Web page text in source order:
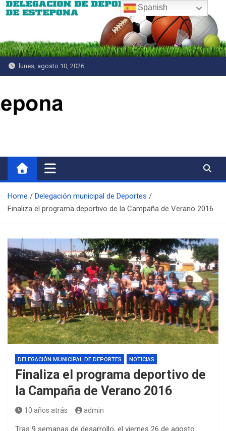
Saltar
lunes, agosto 10, 2026
Home
Delegación municipal de Deportes
Finaliza el programa deportivo de la Campaña de Verano 2016
DELEGACIÓN MUNICIPAL DE DEPORTES NOTICIAS
Finaliza el programa deportivo de
la Campaña de Verano 2016
10 años atrás admin
Tras 9 semanas de desarrollo, el viernes 26 de agosto
Spanish